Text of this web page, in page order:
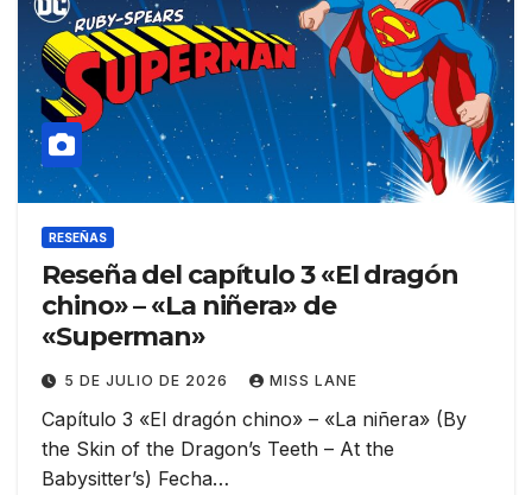
RESEÑAS
Reseña del capítulo 3 «El dragón
chino» – «La niñera» de
«Superman»
5 DE JULIO DE 2026 MISS LANE
Capítulo 3 «El dragón chino» – «La niñera» (By
the Skin of the Dragon’s Teeth – At the
Babysitter’s) Fecha…